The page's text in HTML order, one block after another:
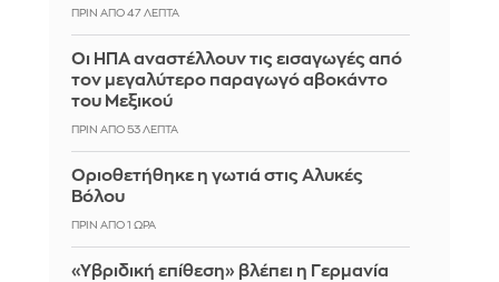
ΠΡΙΝ ΑΠΌ 47 ΛΕΠΤΆ
Οι ΗΠΑ αναστέλλουν τις εισαγωγές από
τον μεγαλύτερο παραγωγό αβοκάντο
του Μεξικού
ΠΡΙΝ ΑΠΌ 53 ΛΕΠΤΆ
Οριοθετήθηκε η γωτιά στις Αλυκές
Βόλου
ΠΡΙΝ ΑΠΌ 1 ΏΡΑ
«Υβριδική επίθεση» βλέπει η Γερμανία